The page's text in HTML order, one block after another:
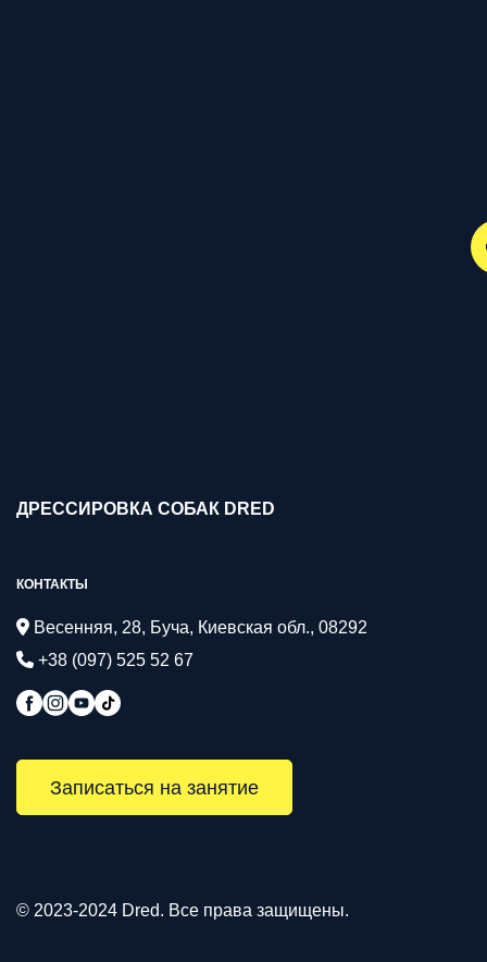
ДРЕССИРОВКА СОБАК DRED
КОНТАКТЫ
Весенняя, 28, Буча, Киевская обл., 08292
+38 (097) 525 52 67
Записаться на занятие
© 2023-2024 Dred. Все права защищены.